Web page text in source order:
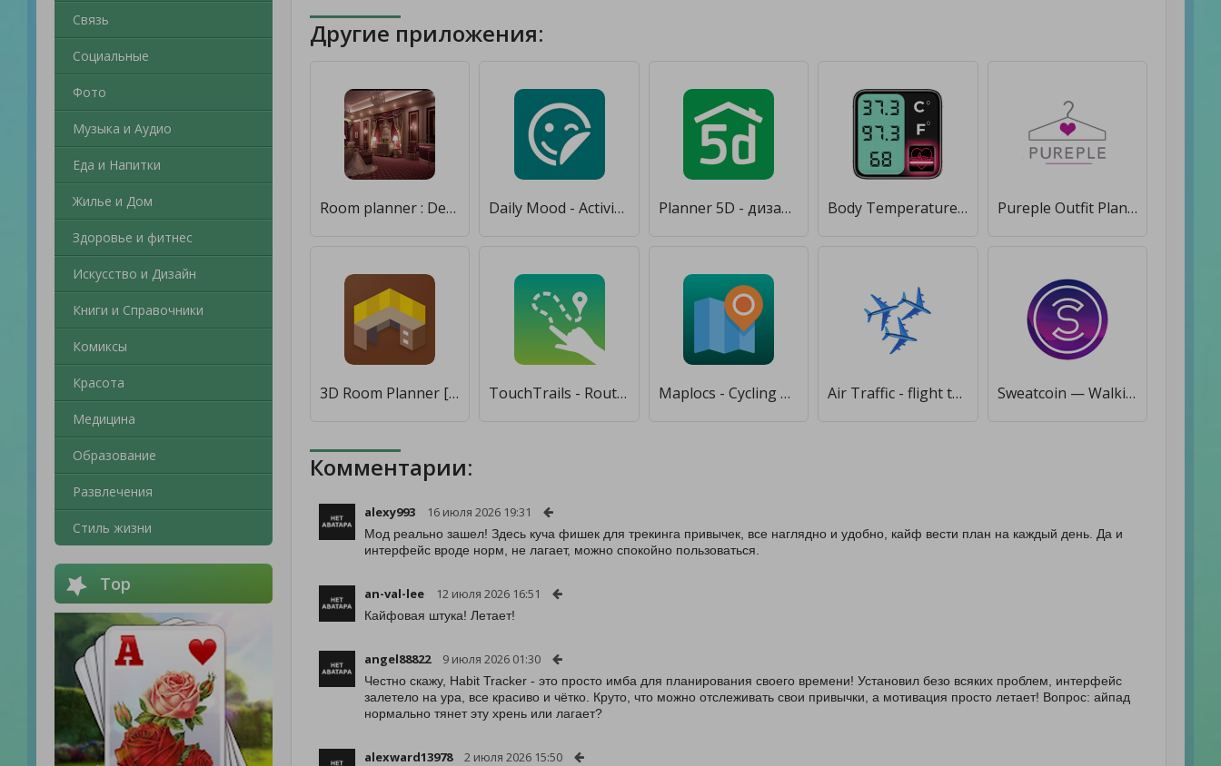
Связь
Социальные
Фото
Музыка и Аудио
Еда и Напитки
Жилье и Дом
Здоровье и фитнес
Искусство и Дизайн
Книги и Справочники
Комиксы
Красота
Медицина
Образование
Развлечения
Стиль жизни
Top
Другие приложения:
Room planner : Design & Ideas [Полная версия] Daily Mood - Activity and Mood Tracker [Без рекламы] Planner 5D - дизайн интерьера [Без рекламы] Body Temperature Tracker [Полная версия] Pureple Outfit Planner [Premium]
3D Room Planner [Без рекламы] TouchTrails - Route Planner, GPX Viewer/Editor [Premium] Maplocs - Cycling Route Planner, Cycling Maps [Полная версия] Air Traffic - flight tracker [Premium] Sweatcoin — Walking step counter & tracker [Полная версия]
Комментарии:
alexy993 16 июля 2026 19:31
Мод реально зашел! Здесь куча фишек для трекинга привычек, все наглядно и удобно, кайф вести план на каждый день. Да и
интерфейс вроде норм, не лагает, можно спокойно пользоваться.
an-val-lee 12 июля 2026 16:51
Кайфовая штука! Летает!
angel88822 9 июля 2026 01:30
Честно скажу, Habit Tracker - это просто имба для планирования своего времени! Установил безо всяких проблем, интерфейс
залетело на ура, все красиво и чётко. Круто, что можно отслеживать свои привычки, а мотивация просто летает! Вопрос: айпад
нормально тянет эту хрень или лагает?
alexward13978 2 июля 2026 15:50